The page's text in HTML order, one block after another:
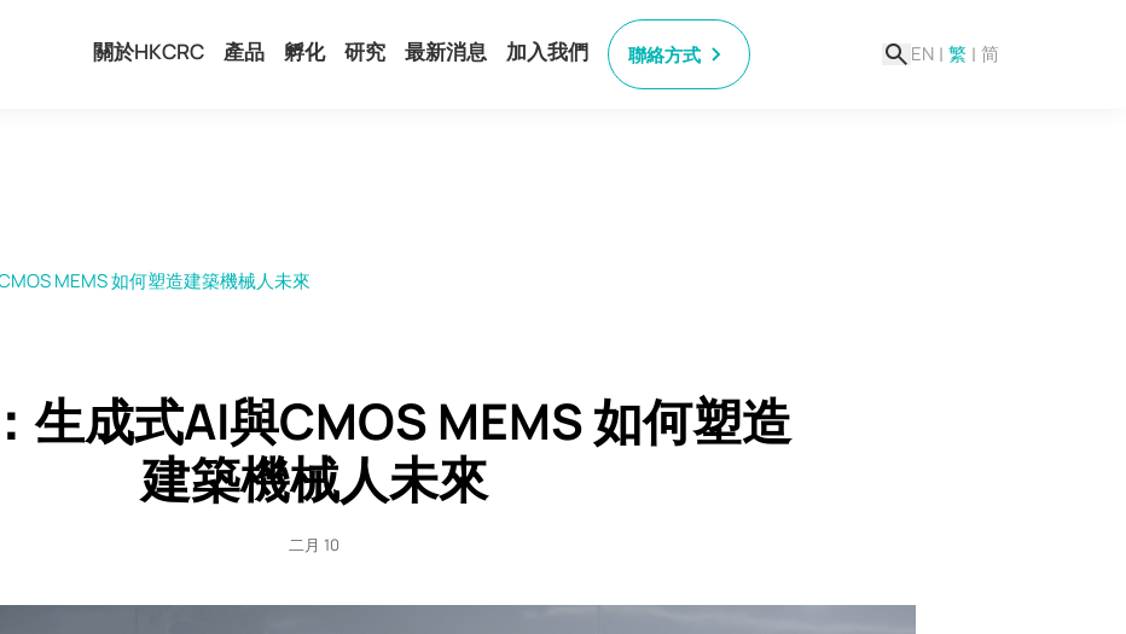
關於HKCRC 產品 孵化 研究 最新消息 加入我們 聯絡方式 EN | 繁 | 简
MEMS 如何塑造建築機械人未來
生成式AI與CMOS MEMS 如何塑造
建築機械人未來
二月 10